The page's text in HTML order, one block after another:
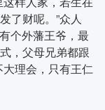
了财呢。”众人
个外藩王爷，最
，父母兄弟都跟
理会，只有王仁